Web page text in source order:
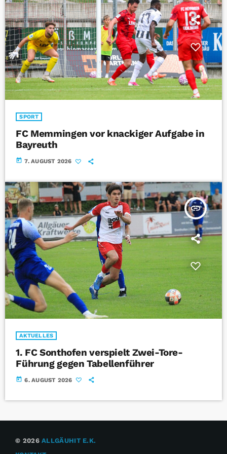
SPORT
FC Memmingen vor knackiger Aufgabe in
Bayreuth
today 7. AUGUST 2026
insert_link
AKTUELLES
1. FC Sonthofen verspielt Zwei-Tore-
Führung gegen Tabellenführer
today 6. AUGUST 2026
© 2026ALLGÄUHIT E.K.